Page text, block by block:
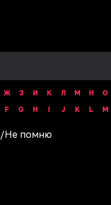
Ж З И К Л М Н О
F G H I J K L M
/Не помню